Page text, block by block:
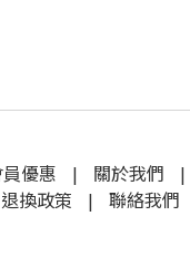
優惠 | 關於我們 |
退換政策 | 聯絡我們